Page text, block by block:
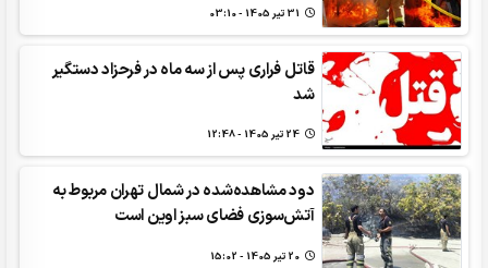
قاتل فراری پس از سه ماه در فرحزاد دستگیر
شد
24 تير 1405 - 12:48
دود مشاهده‌شده در شمال تهران مربوط به
آتش‌سوزی فضای سبز اوین است
20 تير 1405 - 15:02